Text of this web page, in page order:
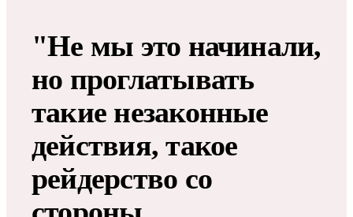
"Не мы это начинали,
но проглатывать
такие незаконные
действия, такое
рейдерство со